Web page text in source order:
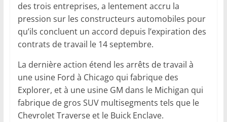
des trois entreprises, a lentement accru la
pression sur les constructeurs automobiles pour
qu’ils concluent un accord depuis l’expiration des
contrats de travail le 14 septembre.
La dernière action étend les arrêts de travail à
une usine Ford à Chicago qui fabrique des
Explorer, et à une usine GM dans le Michigan qui
fabrique de gros SUV multisegments tels que le
Chevrolet Traverse et le Buick Enclave.